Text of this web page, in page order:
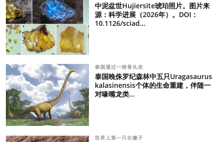
中泥盆世Hujiersite琥珀照片。图片来
源：科学进展（2026年）。DOI：
10.1126/sciad...
泰国通过一根骨头发
泰国晚侏罗纪森林中五只Uragasaurus
kalasinensis个体的生命重建，伴随一
对喙嘴龙类...
世界上第一只右撇子